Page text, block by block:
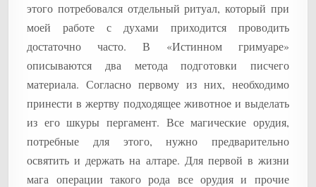
этого потребовался отдельный ритуал, который при
моей работе с духами приходится проводить
достаточно часто. В «Истинном гримуаре»
описываются два метода подготовки писчего
материала. Согласно первому из них, необходимо
принести в жертву подходящее животное и выделать
из его шкуры пергамент. Все магические орудия,
потребные для этого, нужно предварительно
освятить и держать на алтаре. Для первой в жизни
мага операции такого рода все орудия и прочие